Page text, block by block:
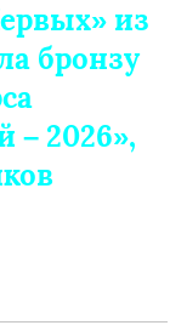
из
бронзу
– 2026»,